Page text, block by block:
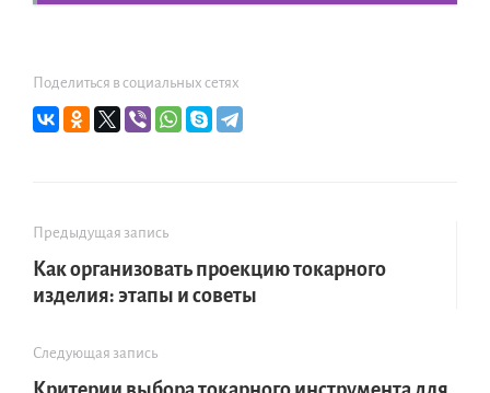
Поделиться в социальных сетях
Предыдущая запись
Как организовать проекцию токарного
изделия: этапы и советы
Следующая запись